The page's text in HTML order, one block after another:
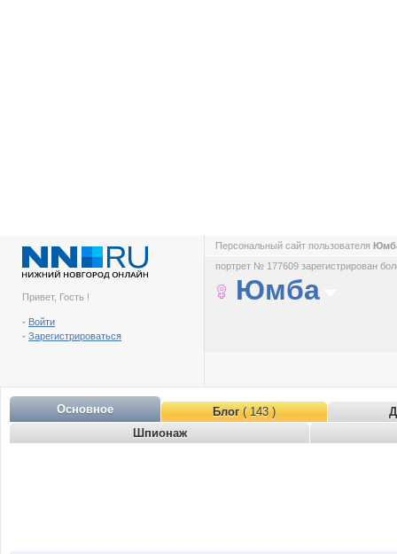
Привет, Гость !
- Войти
- Зарегистрироваться
Персональный сайт пользователя
портрет № 177609 зарегистрирован
Юмба
Основное Блог( 143 )
Шпионаж